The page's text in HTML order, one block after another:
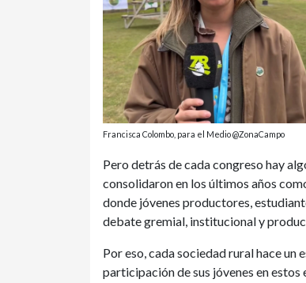
Francisca Colombo, para el Medio @ZonaCampo
Pero detrás de cada congreso hay
consolidaron en los últimos años
donde jóvenes productores,
debate gremial, institucional y
Por eso, cada sociedad rural hace
participación de sus jóvenes en estos